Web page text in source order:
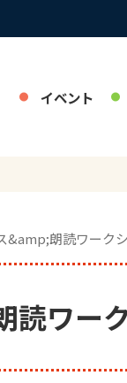
イベント
&amp;朗読ワーク
ワー